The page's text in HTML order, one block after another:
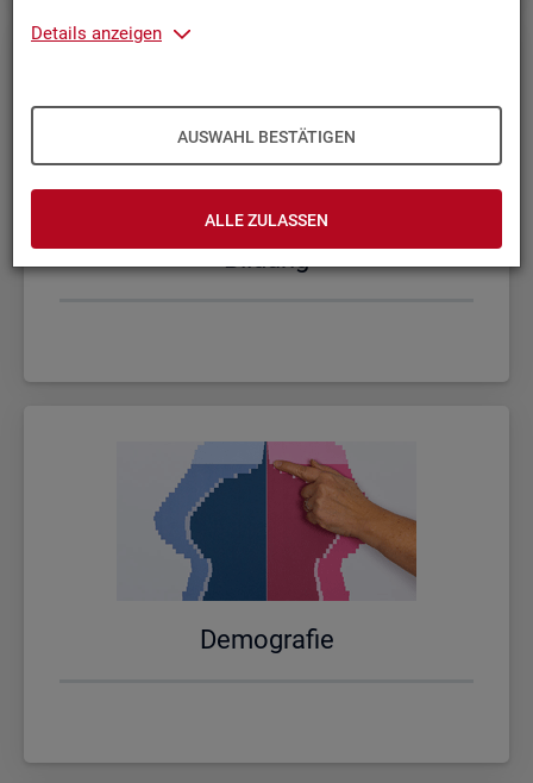
Details anzeigen
AUSWAHL BESTÄTIGEN
ALLE ZULASSEN
Bil­dung
De­mo­gra­fie